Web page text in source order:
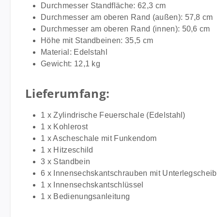
Durchmesser Standfläche: 62,3 cm
Durchmesser am oberen Rand (außen): 57,8 cm
Durchmesser am oberen Rand (innen): 50,6 cm
Höhe mit Standbeinen: 35,5 cm
Material: Edelstahl
Gewicht: 12,1 kg
Lieferumfang:
1 x Zylindrische Feuerschale (Edelstahl)
1 x Kohlerost
1 x Ascheschale mit Funkendom
1 x Hitzeschild
3 x Standbein
6 x Innensechskantschrauben mit
1 x Innensechskantschlüssel
1 x Bedienungsanleitung